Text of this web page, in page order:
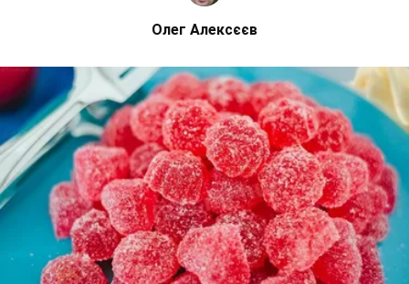
Олег Алексєєв